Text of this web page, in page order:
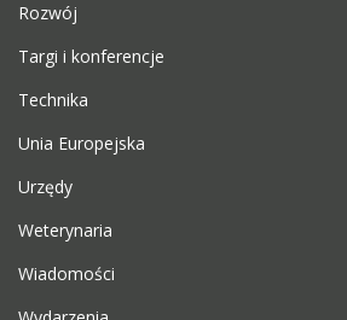
Rozwój
Targi i konferencje
Technika
Unia Europejska
Urzędy
Weterynaria
Wiadomości